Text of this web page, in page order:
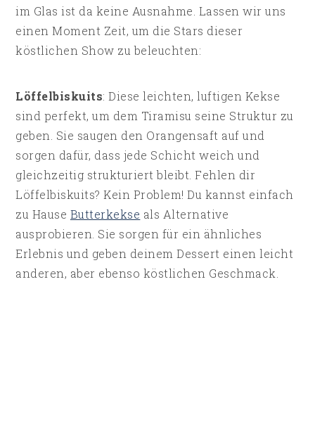
im Glas ist da keine Ausnahme. Lassen wir uns
einen Moment Zeit, um die Stars dieser
köstlichen Show zu beleuchten:
Löffelbiskuits: Diese leichten, luftigen Kekse
sind perfekt, um dem Tiramisu seine Struktur zu
geben. Sie saugen den Orangensaft auf und
sorgen dafür, dass jede Schicht weich und
gleichzeitig strukturiert bleibt. Fehlen dir
Löffelbiskuits? Kein Problem! Du kannst einfach
zu Hause Butterkekse als Alternative
ausprobieren. Sie sorgen für ein ähnliches
Erlebnis und geben deinem Dessert einen leicht
anderen, aber ebenso köstlichen Geschmack.